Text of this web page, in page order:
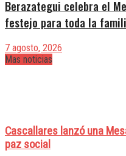
Berazategui celebra el
festejo para toda la
7 agosto, 2026
Mas noticias
Cascallares lanzó una
paz social